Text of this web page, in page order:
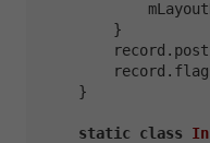
        }
    }
static class